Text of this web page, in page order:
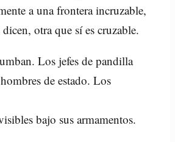
a una frontera incruzable,
otra que sí es cruzable.
Los jefes de pandilla
de estado. Los
bajo sus armamentos.